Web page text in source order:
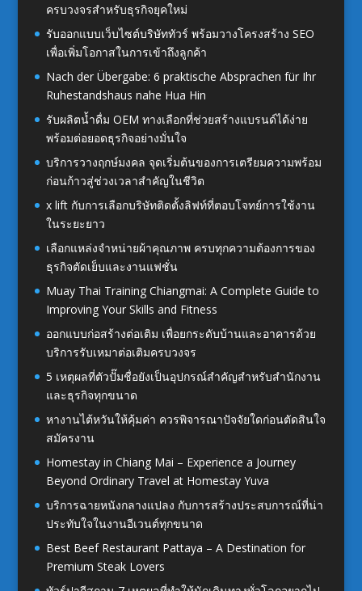
ครบวงจรสำหรับธุรกิจยุคใหม่
รับออกแบบเว็บไซต์บริษัททัวร์ พร้อมวางโครงสร้าง SEO
เพื่อเพิ่มโอกาสในการเข้าถึงลูกค้า
Nach der Übergabe: 6 praktische Absprachen für Ihr
Ruhestandshaus nahe Hua Hin
รับผลิตน้ำดื่ม OEM ทางเลือกที่ช่วยสร้างแบรนด์ได้ง่าย
พร้อมต่อยอดธุรกิจอย่างมั่นใจ
บริการวางฤกษ์มงคล จุดเริ่มต้นของการเตรียมความพร้อม
ก่อนก้าวสู่ช่วงเวลาสำคัญในชีวิต
x lift กับการเลือกบริษัทติดตั้งลิฟท์ที่ตอบโจทย์การใช้งาน
ในระยะยาว
เลือกแหล่งจำหน่ายผ้าคุณภาพ ครบทุกความต้องการของ
ธุรกิจตัดเย็บและงานแฟชั่น
Muay Thai Training Chiangmai: A Complete Guide to
Improving Your Skills and Fitness
ออกแบบก่อสร้างต่อเติม เพื่อยกระดับบ้านและอาคารด้วย
บริการรับเหมาต่อเติมครบวงจร
5 เหตุผลที่ตัวปั๊มชื่อยังเป็นอุปกรณ์สำคัญสำหรับสำนักงาน
และธุรกิจทุกขนาด
หางานไต้หวันให้คุ้มค่า ควรพิจารณาปัจจัยใดก่อนตัดสินใจ
สมัครงาน
Homestay in Chiang Mai – Experience a Journey
Beyond Ordinary Travel at Homestay Yuva
บริการฉายหนังกลางแปลง กับการสร้างประสบการณ์ที่น่า
ประทับใจในงานอีเวนต์ทุกขนาด
Best Beef Restaurant Pattaya – A Destination for
Premium Steak Lovers